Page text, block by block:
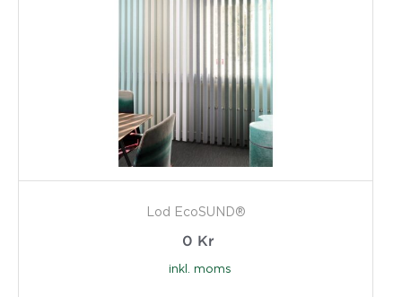
Lod EcoSUND®
0 Kr
inkl. moms